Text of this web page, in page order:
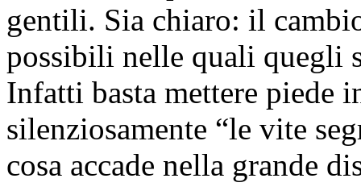
gentili. Sia chiaro: il
possibili nelle quali quegli
Infatti basta mettere piede
silenziosamente “le vite
cosa accade nella grande